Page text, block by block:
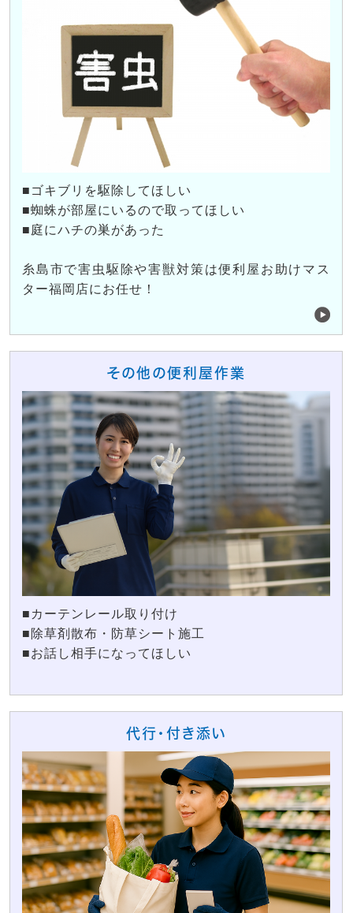
■ゴキブリを駆除してほしい
■蜘蛛が部屋にいるので取ってほしい
■庭にハチの巣があった
糸島市で害虫駆除や害獣対策は便利屋お助けマス
ター福岡店にお任せ！
その他の便利屋作業
■カーテンレール取り付け
■除草剤散布・防草シート施工
■お話し相手になってほしい
代行・付き添い